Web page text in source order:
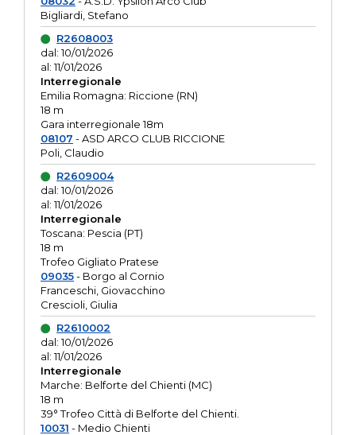
Bigliardi, Stefano
R2608003
dal: 10/01/2026
al: 11/01/2026
Interregionale
Emilia Romagna: Riccione (RN)
18 m
Gara interregionale 18m
08107 - ASD ARCO CLUB RICCIONE
Poli, Claudio
R2609004
dal: 10/01/2026
al: 11/01/2026
Interregionale
Toscana: Pescia (PT)
18 m
Trofeo Gigliato Pratese
09035- Borgo al Cornio
Franceschi, Giovacchino
Crescioli, Giulia
R2610002
dal: 10/01/2026
al: 11/01/2026
Interregionale
Marche: Belforte del Chienti (MC)
18 m
39° Trofeo Città di Belforte del Chienti.
10031 - Medio Chienti